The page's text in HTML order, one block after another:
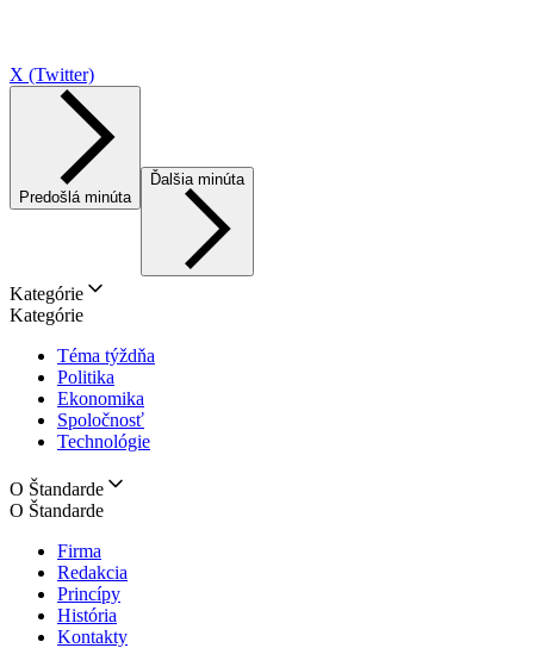
X (Twitter)
Predošlá minúta
Ďalšia minúta
Kategórie
Kategórie
Téma týždňa
Politika
Ekonomika
Spoločnosť
Technológie
O Štandarde
O Štandarde
Firma
Redakcia
Princípy
História
Kontakty